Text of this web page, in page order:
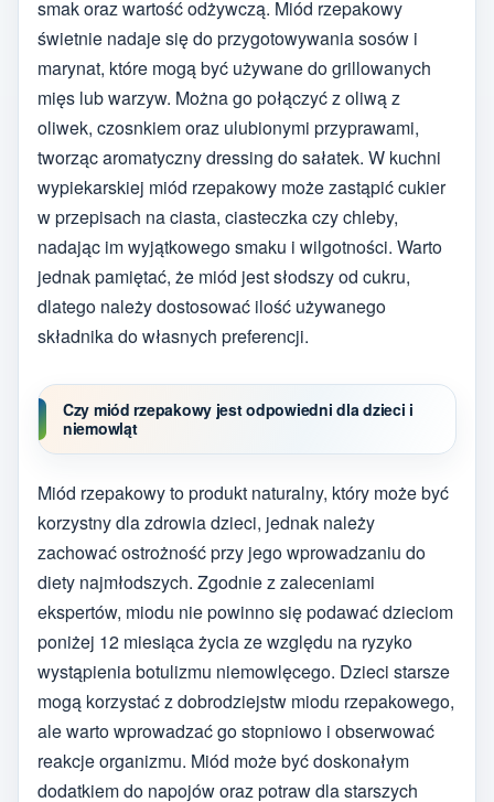
smak oraz wartość odżywczą. Miód rzepakowy
świetnie nadaje się do przygotowywania sosów i
marynat, które mogą być używane do grillowanych
mięs lub warzyw. Można go połączyć z oliwą z
oliwek, czosnkiem oraz ulubionymi przyprawami,
tworząc aromatyczny dressing do sałatek. W kuchni
wypiekarskiej miód rzepakowy może zastąpić cukier
w przepisach na ciasta, ciasteczka czy chleby,
nadając im wyjątkowego smaku i wilgotności. Warto
jednak pamiętać, że miód jest słodszy od cukru,
dlatego należy dostosować ilość używanego
składnika do własnych preferencji.
Czy miód rzepakowy jest odpowiedni dla dzieci i
niemowląt
Miód rzepakowy to produkt naturalny, który może być
korzystny dla zdrowia dzieci, jednak należy
zachować ostrożność przy jego wprowadzaniu do
diety najmłodszych. Zgodnie z zaleceniami
ekspertów, miodu nie powinno się podawać dzieciom
poniżej 12 miesiąca życia ze względu na ryzyko
wystąpienia botulizmu niemowlęcego. Dzieci starsze
mogą korzystać z dobrodziejstw miodu rzepakowego,
ale warto wprowadzać go stopniowo i obserwować
reakcje organizmu. Miód może być doskonałym
dodatkiem do napojów oraz potraw dla starszych